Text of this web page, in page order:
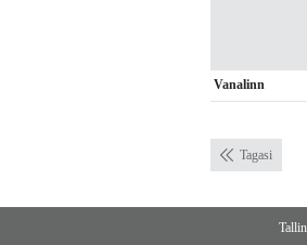
Vanalinn
Tagasi